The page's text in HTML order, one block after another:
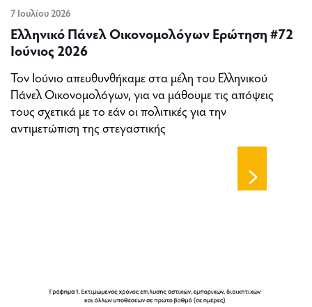
7 Ιουλίου 2026
Ελληνικό Πάνελ Οικονομολόγων Ερώτηση #72
Ιούνιος 2026
Τον Ιούνιο απευθυνθήκαμε στα μέλη του Ελληνικού
Πάνελ Οικονομολόγων, για να μάθουμε τις απόψεις
τους σχετικά με το εάν οι πολιτικές για την
αντιμετώπιση της στεγαστικής